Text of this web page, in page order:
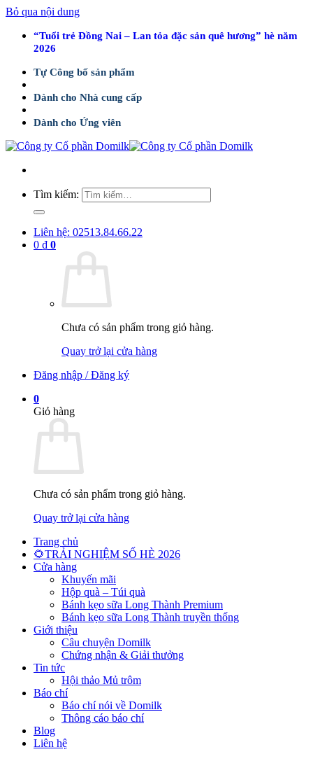
Bỏ qua nội dung
“Tuổi trẻ Đồng Nai – Lan tỏa đặc sản quê hương” hè năm
2026
Tự Công bố sản phẩm
Dành cho Nhà cung cấp
Dành cho Ứng viên
Tìm kiếm:
Liên hệ: 02513.84.66.22
0 ₫ 0
Chưa có sản phẩm trong giỏ hàng.
Quay trở lại cửa hàng
Đăng nhập / Đăng ký
0
Giỏ hàng
Chưa có sản phẩm trong giỏ hàng.
Quay trở lại cửa hàng
Trang chủ
🌻TRẢI NGHIỆM SỐ HÈ 2026
Cửa hàng
Khuyến mãi
Hộp quà – Túi quà
Bánh kẹo sữa Long Thành Premium
Bánh kẹo sữa Long Thành truyền thống
Giới thiệu
Câu chuyện Domilk
Chứng nhận & Giải thưởng
Tin tức
Hội thảo Mủ trôm
Báo chí
Báo chí nói về Domilk
Thông cáo báo chí
Blog
Liên hệ